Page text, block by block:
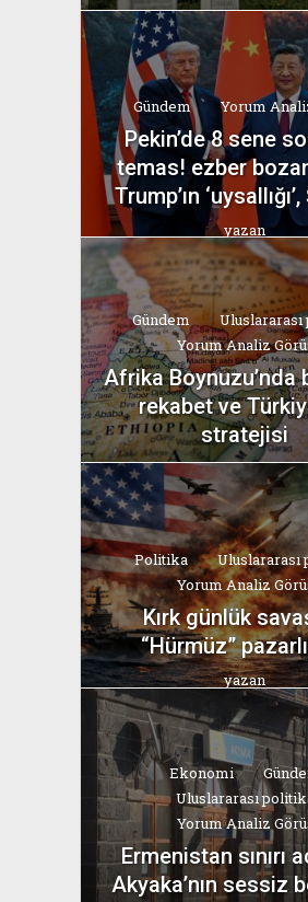
yazan
Bahri Ak
Gündem Yorum
Pekin’de 8 sene
temas! ezber
Trump’ın
yazan
Bahri Ak
Gündem
Yorum Analiz
Afrika Boynuzu’nda
rekabet ve
stratejisi
yazan
Bahri Ak
Politika
Uluslararası
Yorum Analiz
Kırk günlük
“Hürmüz”
yazan
Bahri Ak
Ekonomi
Uluslararası
Yorum Analiz
Ermenistan sınırı
Akyaka’nın sessiz